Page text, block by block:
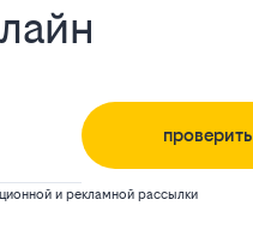
проверить
и рекламной рассылки